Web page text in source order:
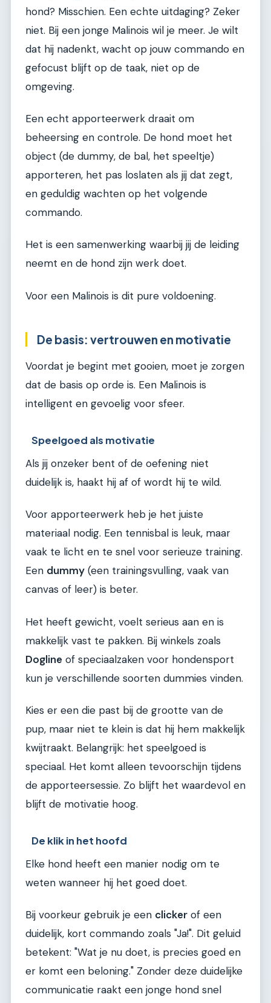
hond? Misschien. Een echte uitdaging? Zeker
niet. Bij een jonge Malinois wil je meer. Je wilt
dat hij nadenkt, wacht op jouw commando en
gefocust blijft op de taak, niet op de
omgeving.
Een echt apporteerwerk draait om
beheersing en controle. De hond moet het
object (de dummy, de bal, het speeltje)
apporteren, het pas loslaten als jij dat zegt,
en geduldig wachten op het volgende
commando.
Het is een samenwerking waarbij jij de leiding
neemt en de hond zijn werk doet.
Voor een Malinois is dit pure voldoening.
De basis: vertrouwen en motivatie
Voordat je begint met gooien, moet je zorgen
dat de basis op orde is. Een Malinois is
intelligent en gevoelig voor sfeer.
Speelgoed als motivatie
Als jij onzeker bent of de oefening niet
duidelijk is, haakt hij af of wordt hij te wild.
Voor apporteerwerk heb je het juiste
materiaal nodig. Een tennisbal is leuk, maar
vaak te licht en te snel voor serieuze training.
Een dummy (een trainingsvulling, vaak van
canvas of leer) is beter.
Het heeft gewicht, voelt serieus aan en is
makkelijk vast te pakken. Bij winkels zoals
Dogline of speciaalzaken voor hondensport
kun je verschillende soorten dummies vinden.
Kies er een die past bij de grootte van de
pup, maar niet te klein is dat hij hem makkelijk
kwijtraakt. Belangrijk: het speelgoed is
speciaal. Het komt alleen tevoorschijn tijdens
de apporteersessie. Zo blijft het waardevol en
blijft de motivatie hoog.
De klik in het hoofd
Elke hond heeft een manier nodig om te
weten wanneer hij het goed doet.
Bij voorkeur gebruik je een clicker of een
duidelijk, kort commando zoals "Ja!". Dit geluid
betekent: "Wat je nu doet, is precies goed en
er komt een beloning." Zonder deze duidelijke
communicatie raakt een jonge hond snel